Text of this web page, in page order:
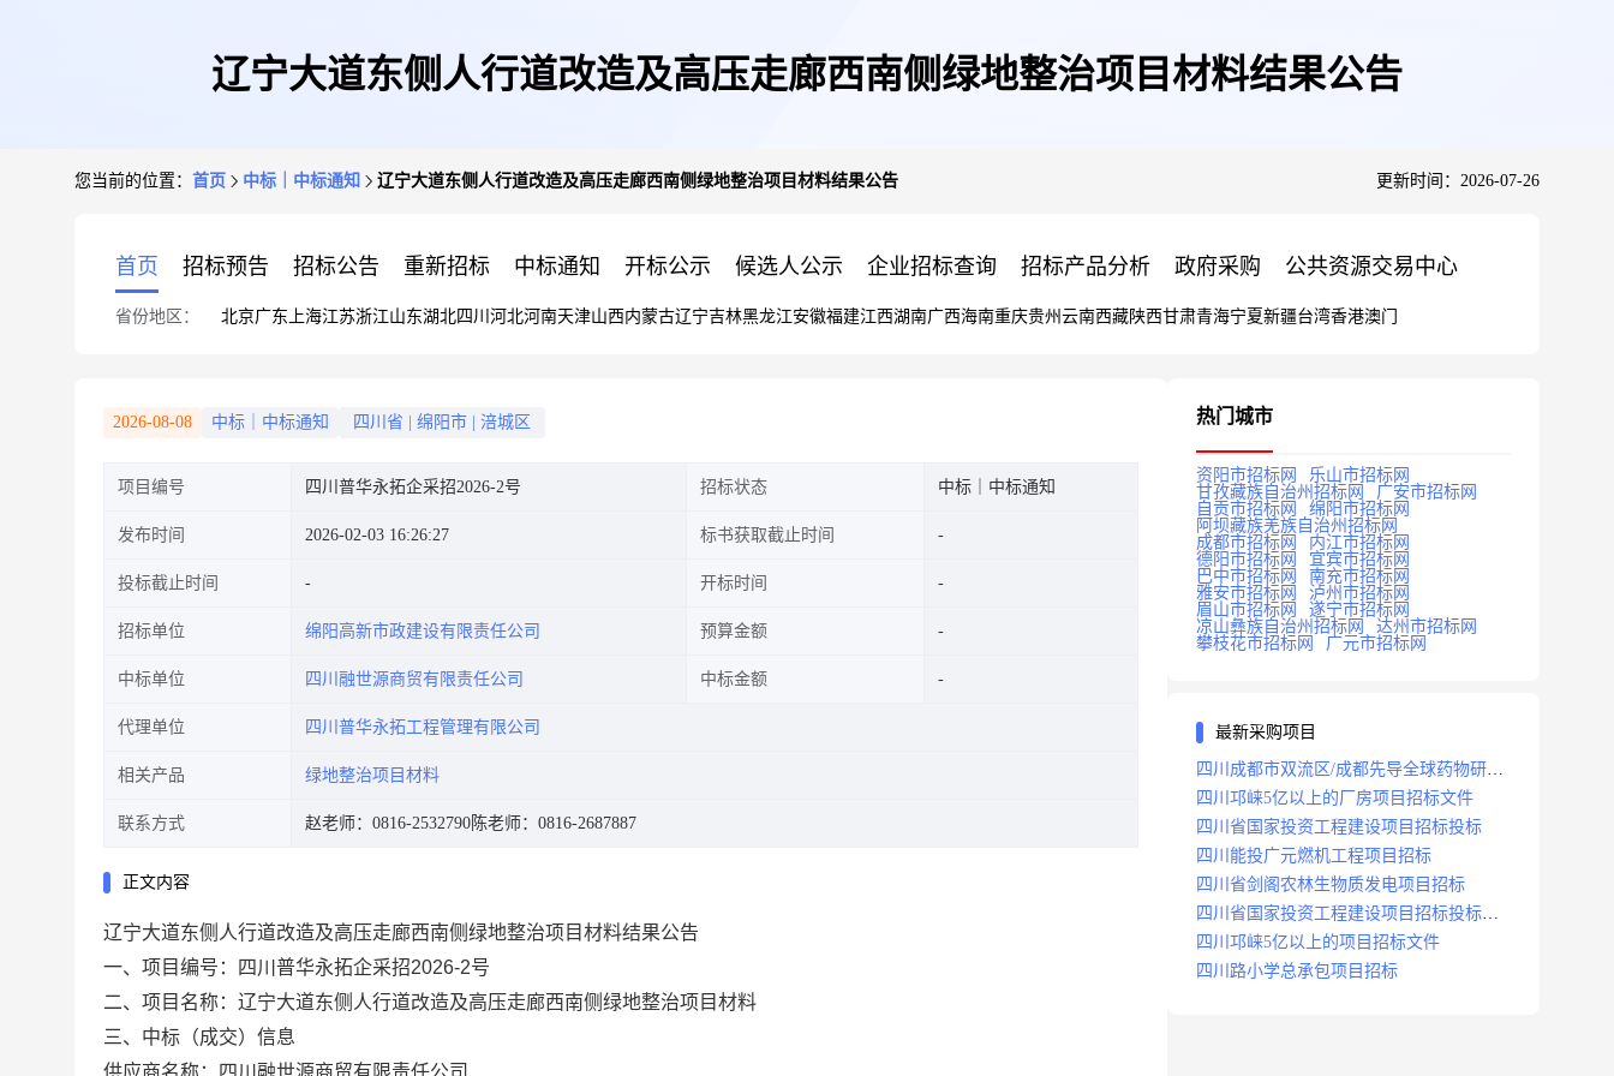
辽宁大道东侧人行道改造及高压走廊西南侧绿地整治项目材料结果公告
您当前的位置： 首页 中标｜中标通知 辽宁大道东侧人行道改造及高压走廊西南侧绿地整治项目材料结果公告 更新时间：2026-07-26
首页 招标预告 招标公告 重新招标 中标通知 开标公示 候选人公示 企业招标查询 招标产品分析 政府采购 公共资源交易中心
省份地区： 北京广东 上海江苏浙江山东湖北四川 河北河南天津山西内蒙古辽宁吉林黑龙江安徽福建江西湖南广西海南重庆贵州 云南西藏陕西甘肃青海宁夏新疆台湾香港澳门
2026-08-08 中标｜中标通知 四川省 绵阳市 涪城区
项目编号 四川普华永拓企采招2026-2号 招标状态 中标｜中标通知
发布时间 2026-02-03 16:26:27 标书获取截止时间
投标截止时间 开标时间
招标单位 绵阳高新市政建设有限责任公司 预算金额
中标单位 四川融世源商贸有限责任公司 中标金额
代理单位 四川普华永拓工程管理有限公司
相关产品 绿地整治项目材料
联系方式 赵老师：0816-2532790陈老师：0816-2687887
正文内容
辽宁大道东侧人行道改造及高压走廊西南侧绿地整治项目材料结果公告
一、项目编号：四川普华永拓企采招2026-2号
二、项目名称：辽宁大道东侧人行道改造及高压走廊西南侧绿地整治项目材料
三、中标（成交）信息
供应商名称：四川融世源商贸有限责任公司
热门城市
资阳市招标网
乐山市招标网
甘孜藏族自治州招标网
广安市招标网
自贡市招标网
绵阳市招标网
阿坝藏族羌族自治州招标网
成都市招标网
内江市招标网
德阳市招标网
宜宾市招标网
巴中市招标网
南充市招标网
雅安市招标网
泸州市招标网
眉山市招标网
遂宁市招标网
凉山彝族自治州招标网
达州市招标网
攀枝花市招标网
广元市招标网
最新采购项目
四川成都市双流区/成都先导全球药物研发
生产基地(一期)(dj)项目招标标段
四川邛崃5亿以上的厂房项目招标文件
四川省国家投资工程建设项目招标投标
四川能投广元燃机工程项目招标
四川省剑阁农林生物质发电项目招标
四川省国家投资工程建设项目招标投标
2008年版
四川邛崃5亿以上的项目招标文件
四川路小学总承包项目招标